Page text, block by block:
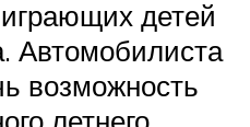
детей
Автомобилиста
возможность
летнего